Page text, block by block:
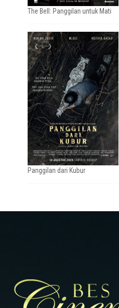
The Bell: Panggilan untuk Mati
Panggilan dari Kubur